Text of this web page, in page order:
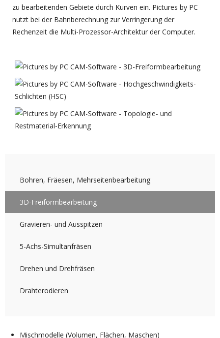
zu bearbeitenden Gebiete durch Kurven ein. Pictures by PC
nutzt bei der Bahnberechnung zur Verringerung der
Rechenzeit die Multi-Prozessor-Architektur der Computer.
Bohren, Fräesen, Mehrseitenbearbeitung
3D-Freiformbearbeitung
Gravieren- und Ausspitzen
5-Achs-Simultanfräsen
Drehen und Drehfräsen
Drahterodieren
Mischmodelle (Volumen, Flächen, Maschen)